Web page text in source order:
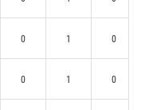
0 1 0
0 1 0